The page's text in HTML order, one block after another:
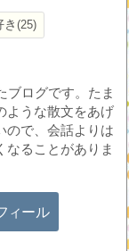
き 25
ブログです。たま
ような散文をあげ
ので、会話よりは
なることがありま
ィール